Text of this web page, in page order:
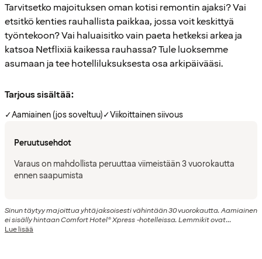
Tarvitsetko majoituksen oman kotisi remontin ajaksi? Vai
etsitkö kenties rauhallista paikkaa, jossa voit keskittyä
työntekoon? Vai haluaisitko vain paeta hetkeksi arkea ja
katsoa Netflixiä kaikessa rauhassa? Tule luoksemme
asumaan ja tee hotelliluksuksesta osa arkipäivääsi.
Tarjous sisältää:
✓Aamiainen (jos soveltuu)✓Viikoittainen siivous
Peruutusehdot
Varaus on mahdollista peruuttaa viimeistään 3 vuorokautta
ennen saapumista
Sinun täytyy majoittua yhtäjaksoisesti vähintään 30 vuorokautta. Aamiainen
ei sisälly hintaan Comfort Hotel® Xpress -hotelleissa. Lemmikit ovat...
Lue lisää